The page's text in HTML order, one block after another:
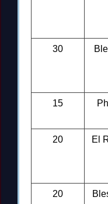
30
15
20
El
20